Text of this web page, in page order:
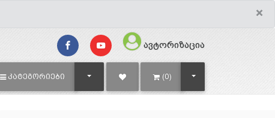
×
ავტორიზაცია
ᲙᲐᲢᲔᲒᲝᲠᲘᲔᲑᲘ TOGGLE DROPDOWN(0) TOGGLE DROPDOWN